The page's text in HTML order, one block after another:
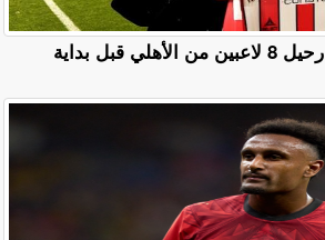
هيكلة قائمة الفريق.. رحيل 8 لاعبين من الأهلي قبل بداية